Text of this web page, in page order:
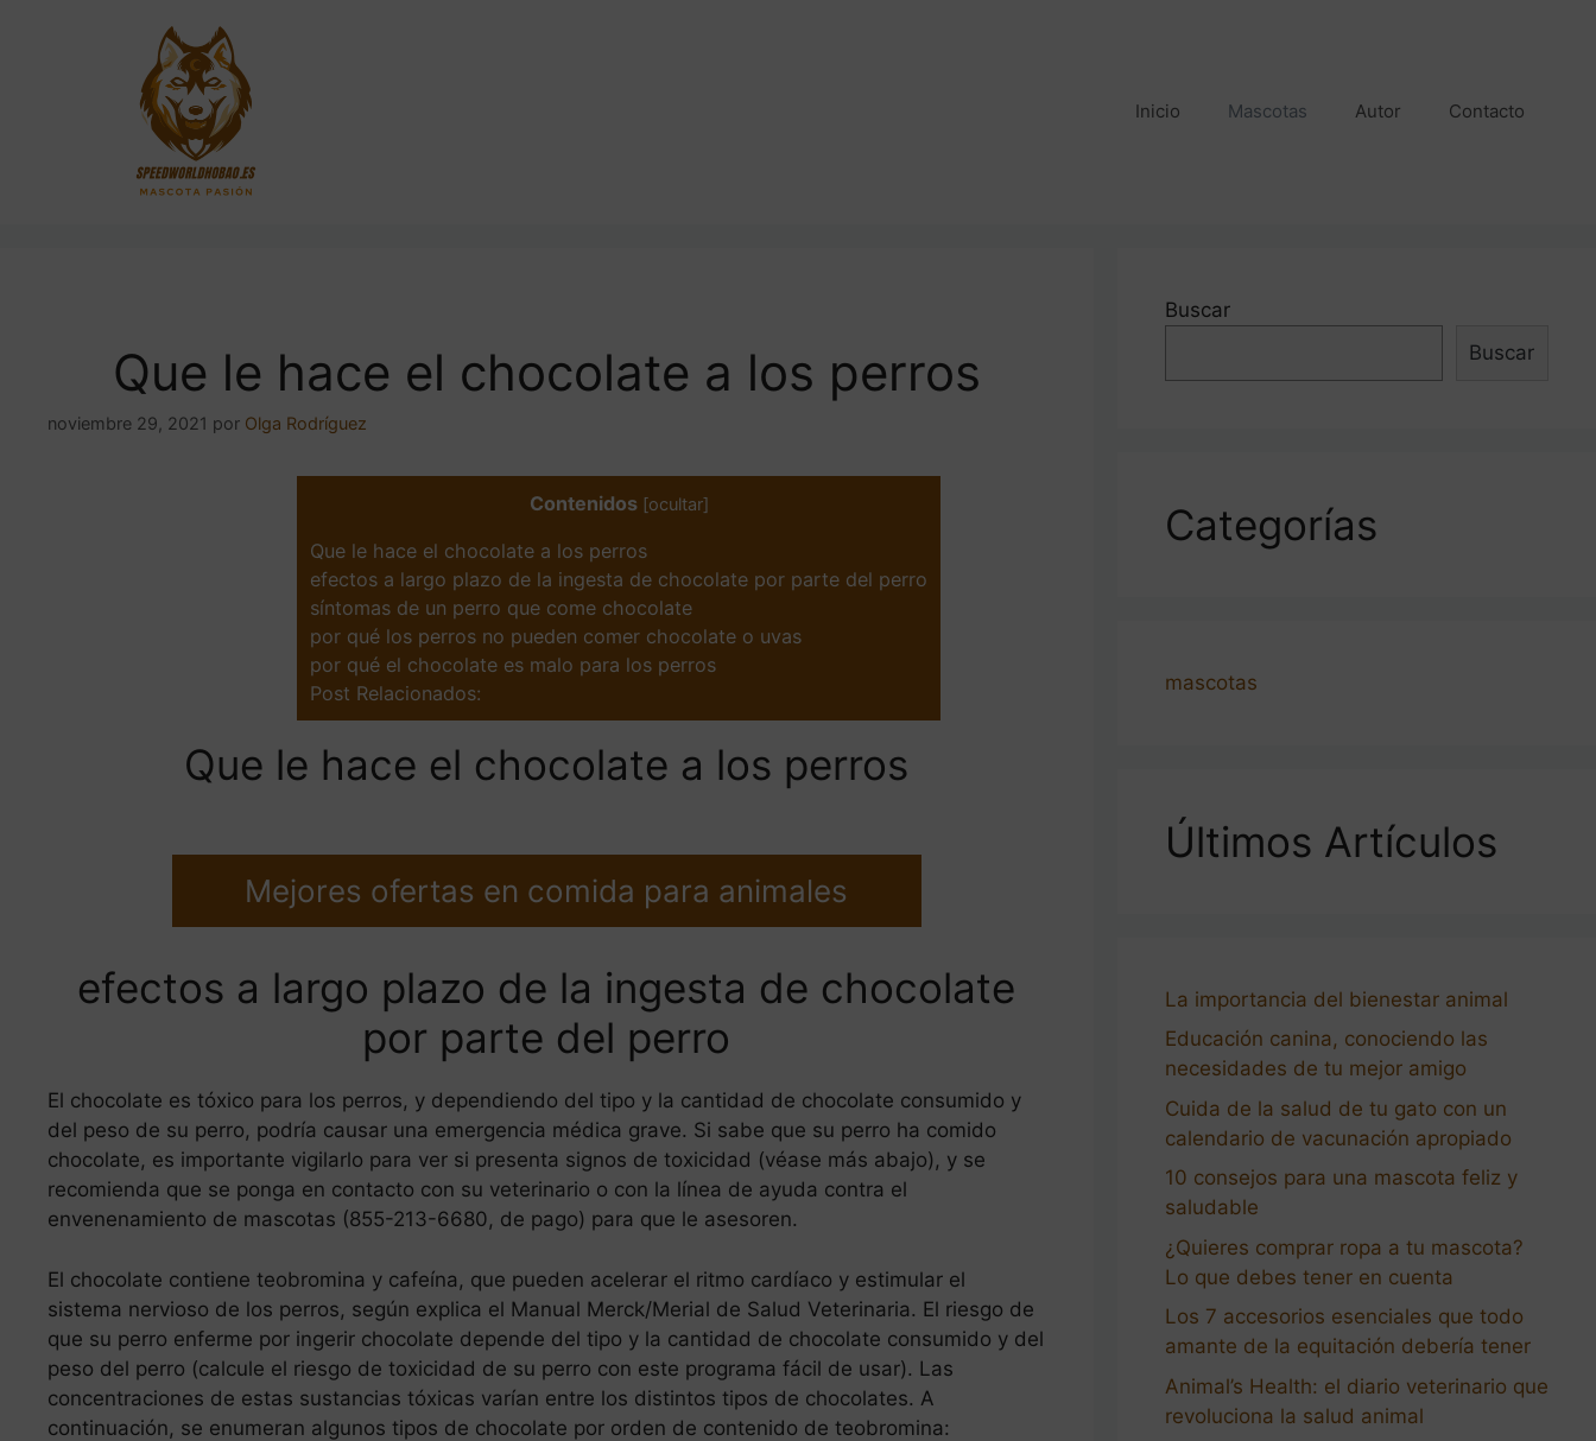
Inicio Mascotas Autor Contacto
Que le hace el chocolate a los perros
noviembre 29, 2021 por Olga Rodríguez
Contenidos [ocultar]
Que le hace el chocolate a los perros
efectos a largo plazo de la ingesta de chocolate por parte del perro
síntomas de un perro que come chocolate
por qué los perros no pueden comer chocolate o uvas
por qué el chocolate es malo para los perros
Post Relacionados:
Que le hace el chocolate a los perros
Mejores ofertas en comida para animales
efectos a largo plazo de la ingesta de chocolate
por parte del perro
El chocolate es tóxico para los perros, y dependiendo del tipo y la cantidad de chocolate consumido y
del peso de su perro, podría causar una emergencia médica grave. Si sabe que su perro ha comido
chocolate, es importante vigilarlo para ver si presenta signos de toxicidad (véase más abajo), y se
recomienda que se ponga en contacto con su veterinario o con la línea de ayuda contra el
envenenamiento de mascotas (855-213-6680, de pago) para que le asesoren.
El chocolate contiene teobromina y cafeína, que pueden acelerar el ritmo cardíaco y estimular el
sistema nervioso de los perros, según explica el Manual Merck/Merial de Salud Veterinaria. El riesgo de
que su perro enferme por ingerir chocolate depende del tipo y la cantidad de chocolate consumido y del
peso del perro (calcule el riesgo de toxicidad de su perro con este programa fácil de usar). Las
concentraciones de estas sustancias tóxicas varían entre los distintos tipos de chocolates. A
continuación, se enumeran algunos tipos de chocolate por orden de contenido de teobromina:
Buscar
Buscar
Categorías
mascotas
Últimos Artículos
La importancia del bienestar animal
Educación canina, conociendo las
necesidades de tu mejor amigo
Cuida de la salud de tu gato con un
calendario de vacunación apropiado
10 consejos para una mascota feliz y
saludable
¿Quieres comprar ropa a tu mascota?
Lo que debes tener en cuenta
Los 7 accesorios esenciales que todo
amante de la equitación debería tener
Animal’s Health: el diario veterinario que
revoluciona la salud animal